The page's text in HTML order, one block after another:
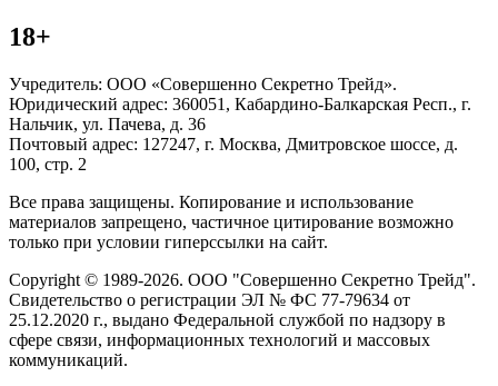
18+
Учредитель: ООО «Совершенно Секретно Трейд».
Юридический адрес: 360051, Кабардино-Балкарская Респ., г.
Нальчик, ул. Пачева, д. 36
Почтовый адрес: 127247, г. Москва, Дмитровское шоссе, д.
100, стр. 2
Все права защищены. Копирование и использование
материалов запрещено, частичное цитирование возможно
только при условии гиперссылки на сайт.
Copyright © 1989-2026. ООО "Совершенно Секретно Трейд".
Свидетельство о регистрации ЭЛ № ФС 77-79634 от
25.12.2020 г., выдано Федеральной службой по надзору в
сфере связи, информационных технологий и массовых
коммуникаций.